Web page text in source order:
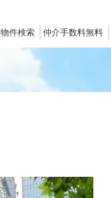
物件検索 仲介手数料無料